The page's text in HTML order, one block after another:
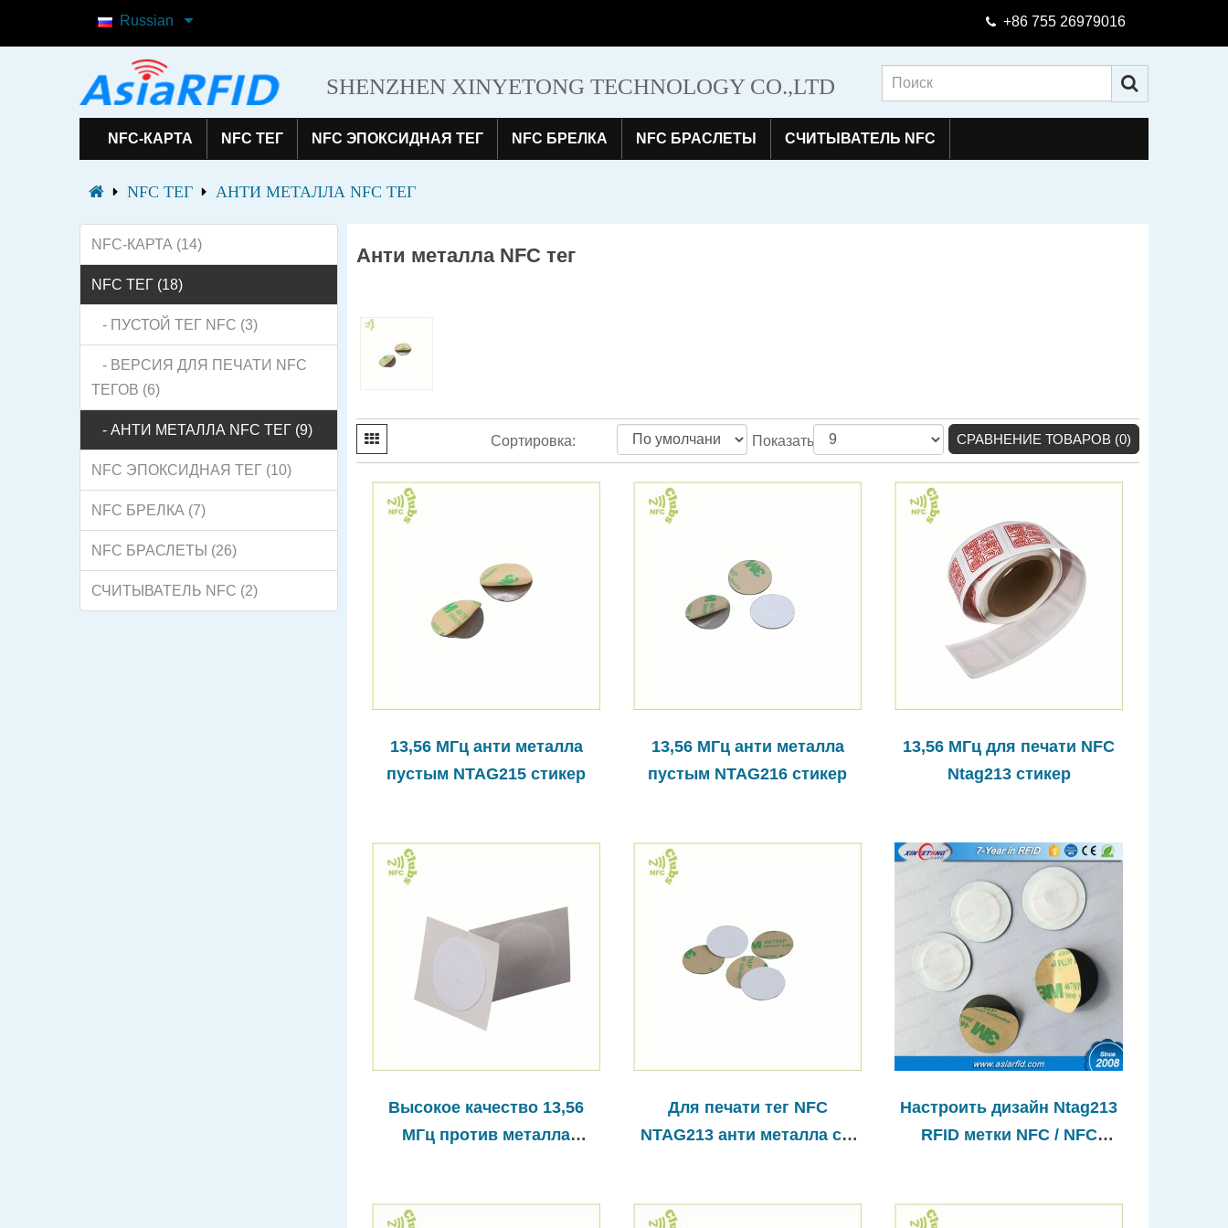
Russian +86 755 26979016
SHENZHEN XINYETONG TECHNOLOGY CO.,LTD
NFC-КАРТА NFC ТЕГ NFC ЭПОКСИДНАЯ ТЕГ NFC БРЕЛКА NFC БРАСЛЕТЫ СЧИТЫВАТЕЛЬ NFC
NFC ТЕГ АНТИ МЕТАЛЛА NFC ТЕГ
NFC-КАРТА (14)
NFC ТЕГ (18)
- ПУСТОЙ ТЕГ NFC (3)
- ВЕРСИЯ ДЛЯ ПЕЧАТИ NFC
ТЕГОВ (6)
- АНТИ МЕТАЛЛА NFC ТЕГ (9)
NFC ЭПОКСИДНАЯ ТЕГ (10)
NFC БРЕЛКА (7)
NFC БРАСЛЕТЫ (26)
СЧИТЫВАТЕЛЬ NFC (2)
Анти металла NFC тег
Сортировка: Показать: СРАВНЕНИЕ ТОВАРОВ (0)
13,56 МГц анти металла
пустым NTAG215 стикер
13,56 МГц анти металла
пустым NTAG216 стикер
13,56 МГц для печати NFC
Ntag213 стикер
Высокое качество 13,56
МГц против металла
Для печати тег NFC
NTAG213 анти металла с 3
Настроить дизайн Ntag213
RFID метки NFC / NFC